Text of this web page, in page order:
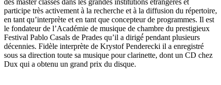
des master classes dans les grandes institutions étrangères et
participe très activement à la recherche et à la diffusion du répertoire,
en tant qu’interprète et en tant que concepteur de programmes. Il est
le fondateur de l’Académie de musique de chambre du prestigieux
Festival Pablo Casals de Prades qu’il a dirigé́ pendant plusieurs
décennies. Fidèle interprète de Krystof Penderecki il a enregistré
sous sa direction toute sa musique pour clarinette, dont un CD chez
Dux qui a obtenu un grand prix du disque.